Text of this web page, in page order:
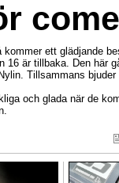
ett glädjande
16 är tillbaka. Den här
Tillsammans
och glada när de